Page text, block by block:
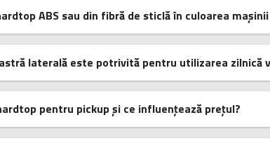
ABS sau din fibră de sticlă în culoarea
laterală este potrivită pentru utilizarea zilnică
pentru pickup și ce influențează prețul?